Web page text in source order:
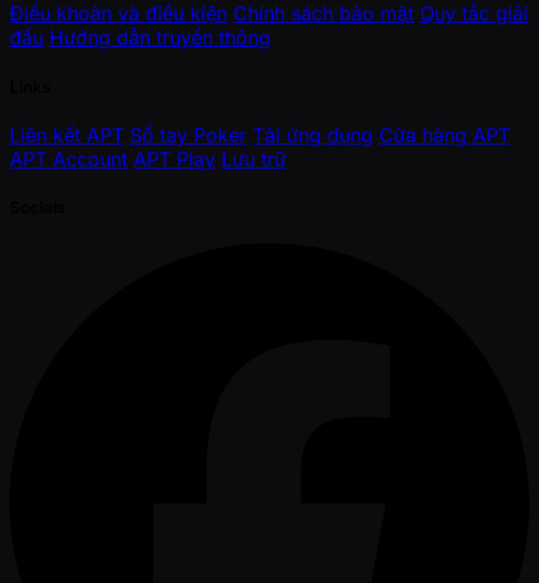
Điều khoản và điều kiện Chính sách bảo mật Quy tắc giải
đấu Hướng dẫn truyền thông
Liên kết APT Sổ tay Poker Tải ứng dụng Cửa hàng APT
APT Account APT Play Lưu trữ